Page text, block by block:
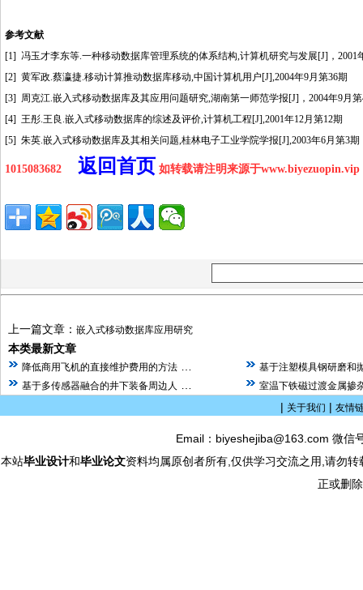
参考文献
[1] 冯玉才李东等.一种移动数据库管理系统的体系结构,计算机研究与发展[J]，2001
[2] 黄军政.蔡瀛捷.移动计算推动数据库移动,中国计算机用户[J],2004年9月第36期
[3] 周克江.嵌入式移动数据库及其应用问题研究,湖南第一师范学报[J]，2004年9月
[4] 王彤.王良.嵌入式移动数据库的综述及评价,计算机工程[J],2001年12月第12期
[5] 朱英.嵌入式移动数据库及其相关问题,桂林电子工业学院学报[J],2003年6月第3期
1015083682 返回首页 如转载请注明来源于www.biyezuopin.vip
上一篇文章： 嵌入式移动数据库应用研究
本类最新文章
降低商用飞机的直接维护费用的方法
基于注塑模具钢研磨和
基于多传感器融合的井下装备周边人
室温下铁磁过渡金属掺
| 关于我们 | 友情
Email：biyeshejiba@163.com 微
本站毕业设计和毕业论文资料均属原创者所有,仅供学习交流之用,请勿
正或删